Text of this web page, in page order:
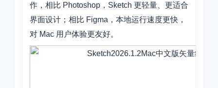
作，相比 Photoshop，Sketch 更轻量、更适合
界面设计；相比 Figma，本地运行速度更快，
对 Mac 用户体验更友好。